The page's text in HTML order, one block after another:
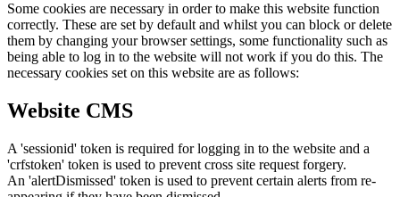
Some cookies are necessary in order to make this website function
correctly. These are set by default and whilst you can block or delete
them by changing your browser settings, some functionality such as
being able to log in to the website will not work if you do this. The
necessary cookies set on this website are as follows:
Website CMS
A 'sessionid' token is required for logging in to the website and a
'crfstoken' token is used to prevent cross site request forgery.
An 'alertDismissed' token is used to prevent certain alerts from re-